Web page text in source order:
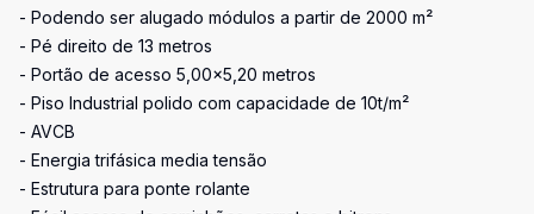
- Podendo ser alugado módulos a partir de 2000 m²
- Pé direito de 13 metros
- Portão de acesso 5,00x5,20 metros
- Piso Industrial polido com capacidade de 10t/m²
- AVCB
- Energia trifásica media tensão
- Estrutura para ponte rolante